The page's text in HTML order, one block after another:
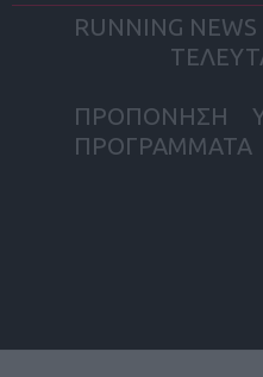
RUNNING NEWS
ΠΡΟΠΟΝΗΣΗ
ΠΡΟΓΡΑΜΜΑΤΑ